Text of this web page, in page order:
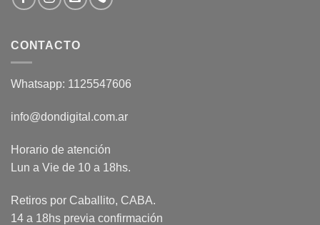
CONTACTO
Whatsapp: 1125547606
info@dondigital.com.ar
Horario de atención
Lun a Vie de 10 a 18hs.
Retiros por Caballito, CABA.
14 a 18hs previa confirmación